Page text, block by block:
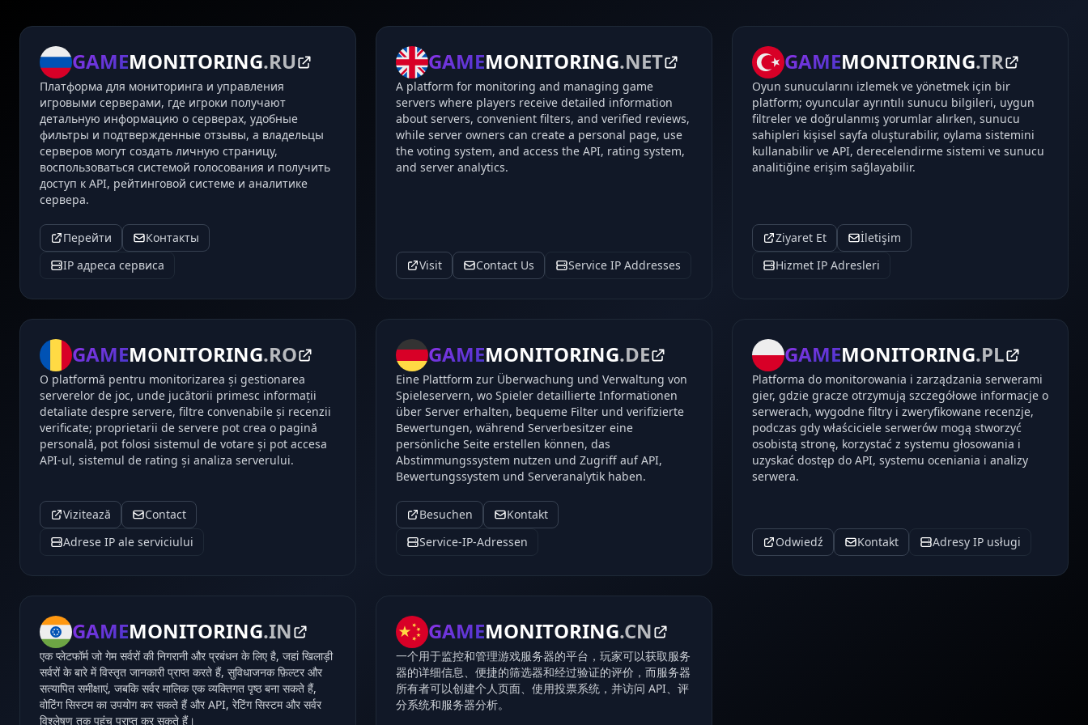
GAMEMONITORING.RU
Платформа для мониторинга и управления
игровыми серверами, где игроки получают
детальную информацию о серверах, удобные
фильтры и подтвержденные отзывы, а владельцы
серверов могут создать личную страницу,
воспользоваться системой голосования и получить
доступ к API, рейтинговой системе и аналитике
сервера.
Перейти
Контакты
IP адреса сервиса
GAMEMONITORING.NET
A platform for monitoring and managing game
servers where players receive detailed information
about servers, convenient filters, and verified reviews,
while server owners can create a personal page, use
the voting system, and access the API, rating system,
and server analytics.
Visit Contact Us Service IP Addresses
GAMEMONITORING.TR
Oyun sunucularını izlemek ve yönetmek için bir
platform; oyuncular ayrıntılı sunucu bilgileri, uygun
filtreler ve doğrulanmış yorumlar alırken, sunucu
sahipleri kişisel sayfa oluşturabilir, oylama sistemini
kullanabilir ve API, derecelendirme sistemi ve sunucu
analitiğine erişim sağlayabilir.
Ziyaret Et
İletişim
Hizmet IP Adresleri
GAMEMONITORING.RO
O platformă pentru monitorizarea și gestionarea
serverelor de joc, unde jucătorii primesc informații
detaliate despre servere, filtre convenabile și recenzii
verificate; proprietarii de servere pot crea o pagină
personală, pot folosi sistemul de votare și pot accesa
API-ul, sistemul de rating și analiza serverului.
Vizitează
Contact
Adrese IP ale serviciului
GAMEMONITORING.DE
Eine Plattform zur Überwachung und Verwaltung von
Spieleservern, wo Spieler detaillierte Informationen
über Server erhalten, bequeme Filter und verifizierte
Bewertungen, während Serverbesitzer eine
persönliche Seite erstellen können, das
Abstimmungssystem nutzen und Zugriff auf API,
Bewertungssystem und Serveranalytik haben.
Besuchen
Kontakt
Service-IP-Adressen
GAMEMONITORING.PL
Platforma do monitorowania i zarządzania serwerami
gier, gdzie gracze otrzymują szczegółowe informacje o
serwerach, wygodne filtry i zweryfikowane recenzje,
podczas gdy właściciele serwerów mogą stworzyć
osobistą stronę, korzystać z systemu głosowania i
uzyskać dostęp do API, systemu oceniania i analizy
serwera.
Odwiedź Kontakt Adresy IP usługi
GAMEMONITORING.IN
एक प्लेटफॉर्म जो गेम सर्वरों की निगरानी और प्रबंधन के लिए है, जहां खिलाड़ी
सर्वरों के बारे में विस्तृत जानकारी प्राप्त करते हैं, सुविधाजनक फ़िल्टर और
सत्यापित समीक्षाएं, जबकि सर्वर मालिक एक व्यक्तिगत पृष्ठ बना सकते हैं,
वोटिंग सिस्टम का उपयोग कर सकते हैं और API, रेटिंग सिस्टम और सर्वर
विश्लेषण तक पहुंच प्राप्त कर सकते हैं।
GAMEMONITORING.CN
一个用于监控和管理游戏服务器的平台，玩家可以获取服务
器的详细信息、便捷的筛选器和经过验证的评价，而服务器
所有者可以创建个人页面、使用投票系统，并访问 API、评
分系统和服务器分析。